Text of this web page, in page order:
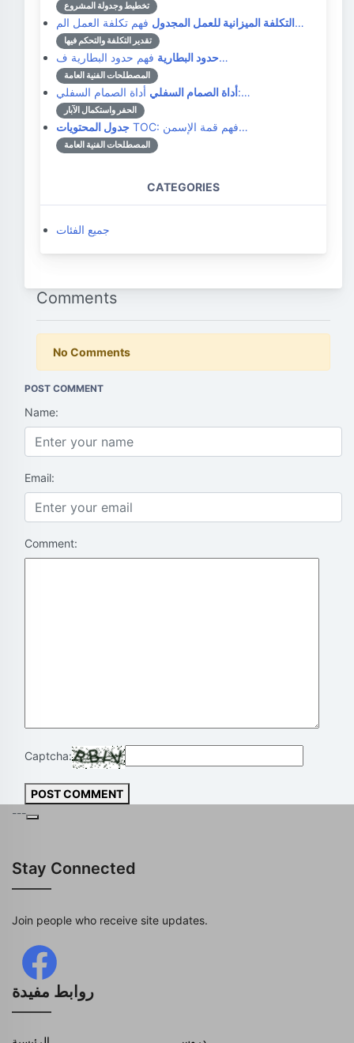
تخطيط وجدولة المشروع
التكلفة الميزانية للعمل المجدولفهم تكلفة العمل الم…
تقدير التكلفة والتحكم فيها
حدود البطاريةفهم حدود البطارية ف…
المصطلحات الفنية العامة
أداة الصمام السفليأداة الصمام السفلي:…
الحفر واستكمال الآبار
جدول المحتويات TOC: فهم قمة الإسمن…
المصطلحات الفنية العامة
CATEGORIES
جميع الفئات
Comments
No Comments
POST COMMENT
Name:
Email:
Comment:
Captcha:
POST COMMENT
---
Stay Connected
Join people who receive site updates.
روابط مفيدة